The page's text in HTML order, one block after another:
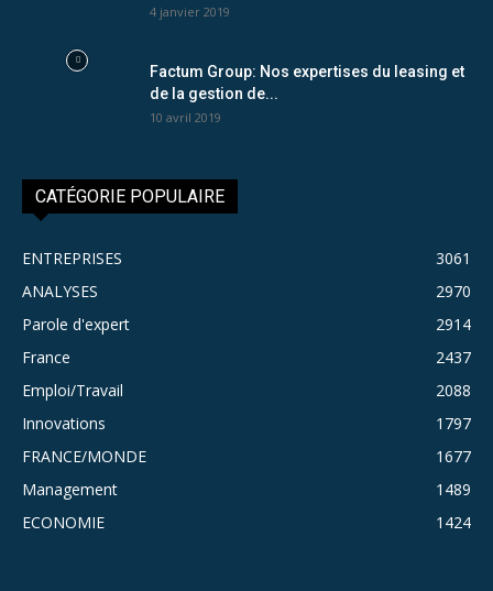
4 janvier 2019
Factum Group: Nos expertises du leasing et
de la gestion de...
10 avril 2019
CATÉGORIE POPULAIRE
ENTREPRISES
3061
ANALYSES
2970
Parole d'expert
2914
France
2437
Emploi/Travail
2088
Innovations
1797
FRANCE/MONDE
1677
Management
1489
ECONOMIE
1424